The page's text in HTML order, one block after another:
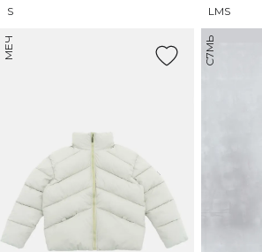
S
LMS
МЕЧ С7МЬ